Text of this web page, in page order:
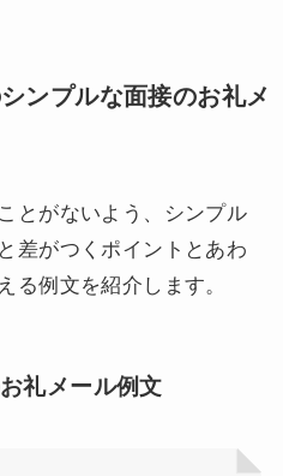
ンプルな面接のお礼メ
とがないよう、シンプル
差がつくポイントとあわ
る例文を紹介します。
礼メール例文